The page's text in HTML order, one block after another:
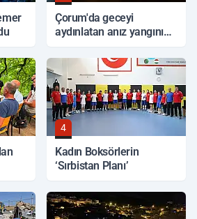
Çorum'da geceyi
aydınlatan anız yangını
4
Kadın Boksörlerin
‘Sırbistan Planı’